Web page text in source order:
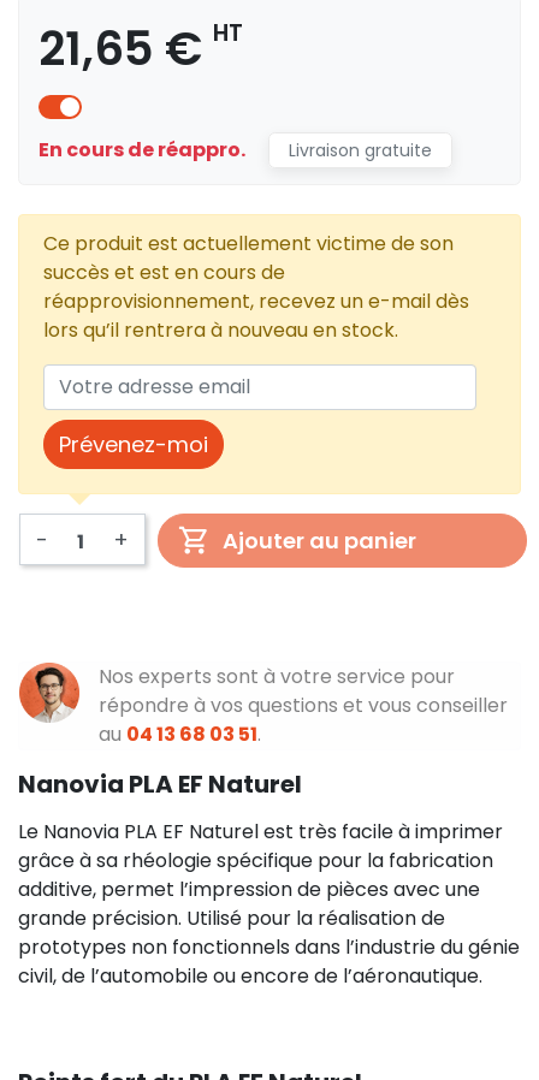
21,65 € HT
En cours de réappro. Livraison gratuite
Ce produit est actuellement victime de son
succès et est en cours de
réapprovisionnement, recevez un e-mail dès
lors qu’il rentrera à nouveau en stock.
Prévenez-moi
- + Ajouter au panier
Nos experts sont à votre service pour
répondre à vos questions et vous conseiller
au 04 13 68 03 51.
Nanovia PLA EF Naturel
Le Nanovia PLA EF Naturel est très facile à imprimer
grâce à sa rhéologie spécifique pour la fabrication
additive, permet l’impression de pièces avec une
grande précision. Utilisé pour la réalisation de
prototypes non fonctionnels dans l’industrie du génie
civil, de l’automobile ou encore de l’aéronautique.